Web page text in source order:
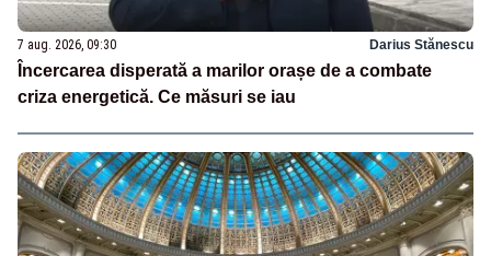
7 aug. 2026, 09:30 Darius Stănescu
Încercarea disperată a marilor orașe de a combate
criza energetică. Ce măsuri se iau